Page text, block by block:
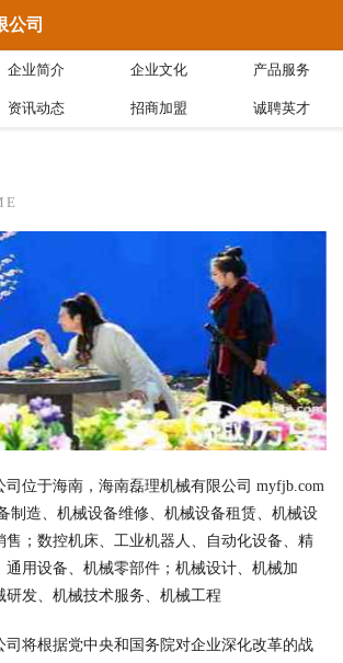
公司
企业简介 企业文化 产品服务
资讯动态 招商加盟 诚聘英才
司位于海南，海南磊理机械有限公司 myfjb.com
制造、机械设备维修、机械设备租赁、机械设
售；数控机床、工业机器人、自动化设备、精
通用设备、机械零部件；机械设计、机械加
研发、机械技术服务、机械工程
司将根据党中央和国务院对企业深化改革的战